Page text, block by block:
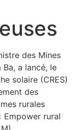
des Mines
a lancé, le
solaire (CRES)
des
rurales
Empower rural